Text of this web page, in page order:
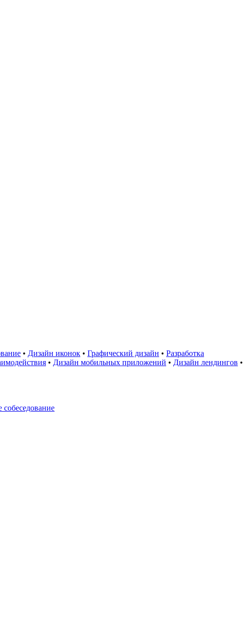
• Дизайн иконок • Графический дизайн • Разработка
• Дизайн мобильных приложений • Дизайн лендингов •
собеседование